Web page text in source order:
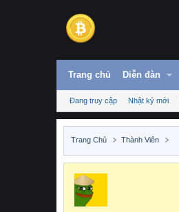
Trang chủ Diễn đàn
Đang truy cập Nhật ký mới
Trang Chủ Thành Viên